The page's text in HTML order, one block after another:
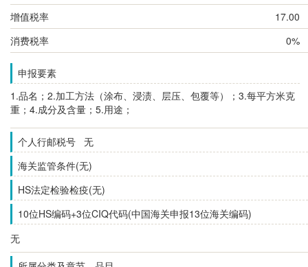
增值税率
17.00
消费税率
0%
申报要素
1.品名；2.加工方法（涂布、浸渍、层压、包覆等）；3.每平方米克
重；4.成分及含量； 5.用途；
个人行邮税号 无
海关监管条件(无)
HS法定检验检疫(无)
10位HS编码+3位CIQ代码(中国海关申报13位海关编码)
无